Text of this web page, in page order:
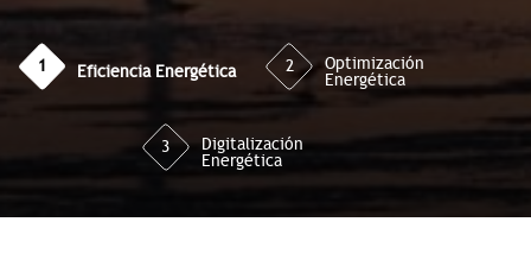
1 Eficiencia Energética 2
Optimización
Energética
3
Digitalización
Energética